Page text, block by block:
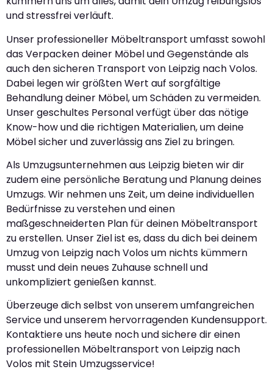
und stressfrei verläuft.
Unser professioneller Möbeltransport umfasst sowohl
das Verpacken deiner Möbel und Gegenstände als
auch den sicheren Transport von Leipzig nach Volos.
Dabei legen wir größten Wert auf sorgfältige
Behandlung deiner Möbel, um Schäden zu vermeiden.
Unser geschultes Personal verfügt über das nötige
Know-how und die richtigen Materialien, um deine
Möbel sicher und zuverlässig ans Ziel zu bringen.
Als Umzugsunternehmen aus Leipzig bieten wir dir
zudem eine persönliche Beratung und Planung deines
Umzugs. Wir nehmen uns Zeit, um deine individuellen
Bedürfnisse zu verstehen und einen
maßgeschneiderten Plan für deinen Möbeltransport
zu erstellen. Unser Ziel ist es, dass du dich bei deinem
Umzug von Leipzig nach Volos um nichts kümmern
musst und dein neues Zuhause schnell und
unkompliziert genießen kannst.
Überzeuge dich selbst von unserem umfangreichen
Service und unserem hervorragenden Kundensupport.
Kontaktiere uns heute noch und sichere dir einen
professionellen Möbeltransport von Leipzig nach
Volos mit Stein Umzugsservice!